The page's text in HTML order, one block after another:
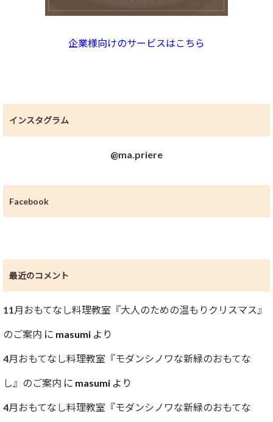
企業様向けのサービスはこちら
インスタグラム
@ma.priere
Facebook
最近のコメント
11月おもてなし料理教室『大人のための温もりクリスマス』
のご案内 に masumi より
4月おもてなし料理教室『モダンシノワな新緑のおもてな
し』のご案内 に masumi より
4月おもてなし料理教室『モダンシノワな新緑のおもてな